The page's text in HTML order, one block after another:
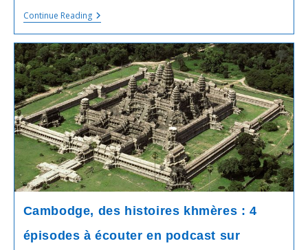
Continue ReadingLe
Congrès
Du
#Cambodge
A
Adopté
Une
Résolution
Pour
Porter
Les
Conflits
Frontaliers
Avec
La
#Thaïlande
Devant
Cour
De
Cambodge, des histoires khmères : 4
épisodes à écouter en podcast sur